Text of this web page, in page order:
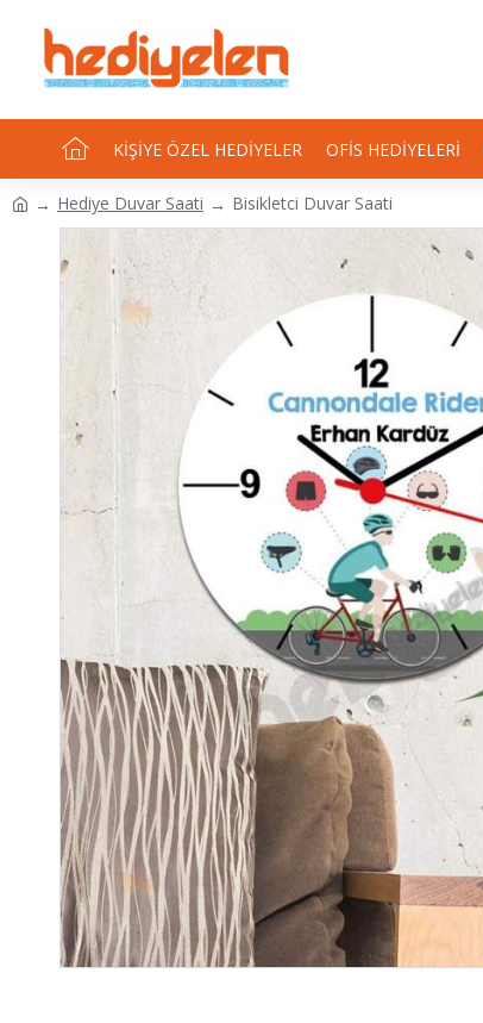
KIŞIYE ÖZEL HEDIYELER OFIS HEDIYELERI
Hediye Duvar Saati Bisikletci Duvar Saati